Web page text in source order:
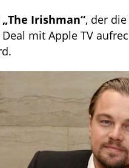
„The Irishman“, der
mit Apple TV